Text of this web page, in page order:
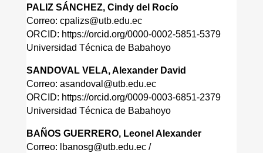
PALIZ SÁNCHEZ, Cindy del Rocío
Correo: cpalizs@utb.edu.ec
ORCID: https://orcid.org/0000-0002-5851-5379
Universidad Técnica de Babahoyo
SANDOVAL VELA, Alexander David
Correo: asandoval@utb.edu.ec
ORCID: https://orcid.org/0009-0003-6851-2379
Universidad Técnica de Babahoyo
BAÑOS GUERRERO, Leonel Alexander
Correo: lbanosg@utb.edu.ec /